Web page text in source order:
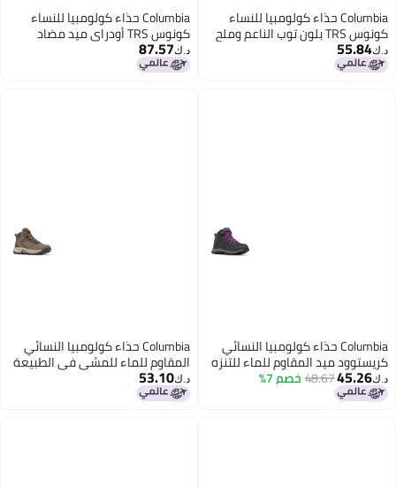
Columbia حذاء كولومبيا للنساء
كونوس TRS بلون توب الناعم وملح
البحر 8
د.ك‏55.84
Columbia حذاء كولومبيا للنساء
كونوس TRS أودراي ميد مضاد
للماء لون توب رمادي بنفسجي 7
د.ك‏87.57
Columbia حذاء كولومبيا النسائي
كريستوود ميد المقاوم للماء للتنزه
جرافيت-بلوم الساطع 10 أمريكي
د.ك‏45.26
48.67خصم 7%
Columbia حذاء كولومبيا النسائي
المقاوم للماء للمشي في الطبيعة
مود نيو مون 10
د.ك‏53.10